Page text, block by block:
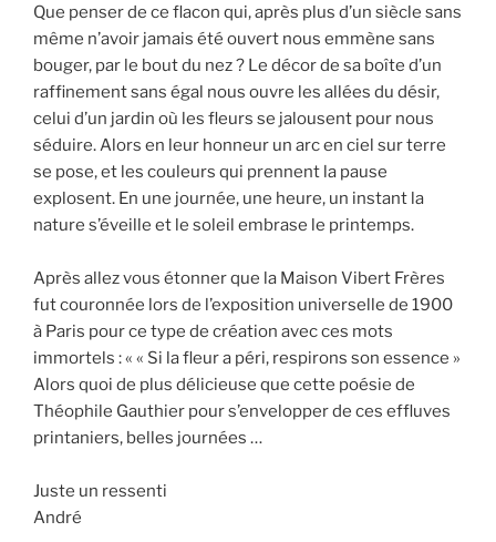
Que penser de ce flacon qui, après plus d’un siècle sans
même n’avoir jamais été ouvert nous emmène sans
bouger, par le bout du nez ? Le décor de sa boîte d’un
raffinement sans égal nous ouvre les allées du désir,
celui d’un jardin où les fleurs se jalousent pour nous
séduire. Alors en leur honneur un arc en ciel sur terre
se pose, et les couleurs qui prennent la pause
explosent. En une journée, une heure, un instant la
nature s’éveille et le soleil embrase le printemps.
Après allez vous étonner que la Maison Vibert Frères
fut couronnée lors de l’exposition universelle de 1900
à Paris pour ce type de création avec ces mots
immortels : « « Si la fleur a péri, respirons son essence »
Alors quoi de plus délicieuse que cette poésie de
Théophile Gauthier pour s’envelopper de ces effluves
printaniers, belles journées …
Juste un ressenti
André